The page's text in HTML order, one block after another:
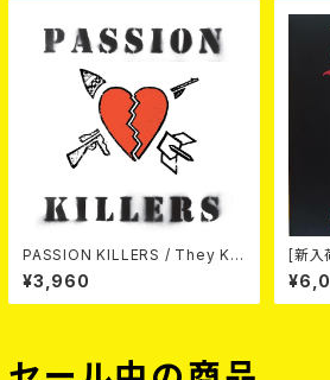
PASSION KILLERS / They Kill
Our Passion With Their Hate
And Wars LP
¥3,960
[新入
/
DIE-